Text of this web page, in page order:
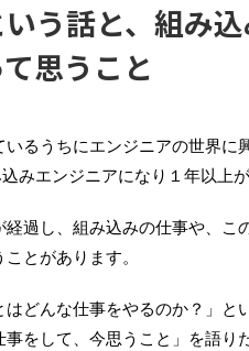
う話と、組み
思うこと
るうちにエンジニアの世界に
みエンジニアになり１年以上が
過し、組み込みの仕事や、こ
とがあります。
どんな仕事をやるのか？」と
をして、今思うこと」を語り